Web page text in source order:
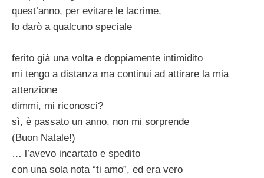
quest’anno, per evitare le lacrime,
lo darò a qualcuno speciale
ferito già una volta e doppiamente intimidito
mi tengo a distanza ma continui ad attirare la mia
attenzione
dimmi, mi riconosci?
sì, è passato un anno, non mi sorprende
(Buon Natale!)
… l’avevo incartato e spedito
con una sola nota “ti amo”, ed era vero